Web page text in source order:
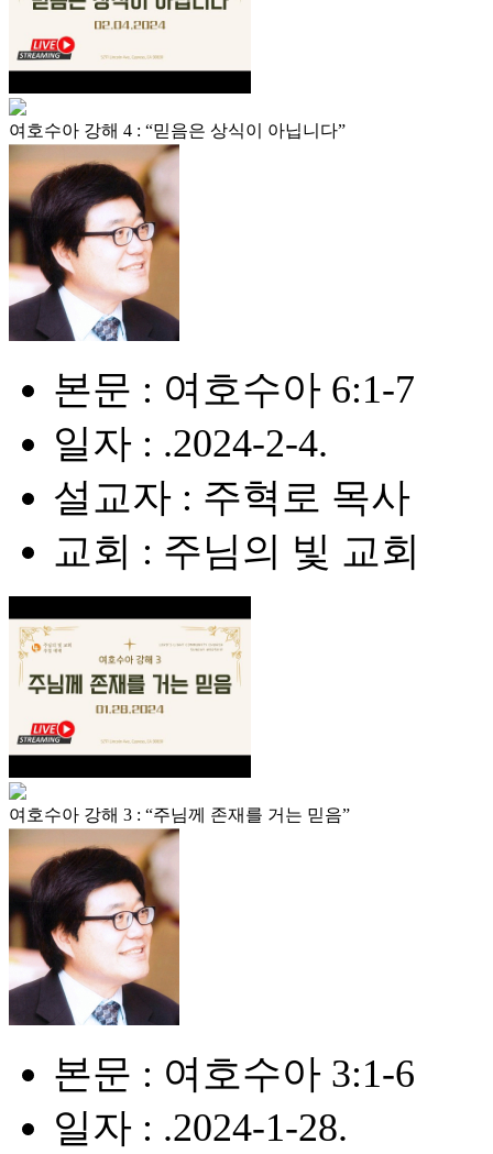
여호수아 강해 4 : “믿음은 상식이 아닙니다”
본문 : 여호수아 6:1-7
일자 : .2024-2-4.
설교자 : 주혁로 목사
교회 : 주님의 빛 교회
여호수아 강해 3 : “주님께 존재를 거는 믿음”
본문 : 여호수아 3:1-6
일자 : .2024-1-28.